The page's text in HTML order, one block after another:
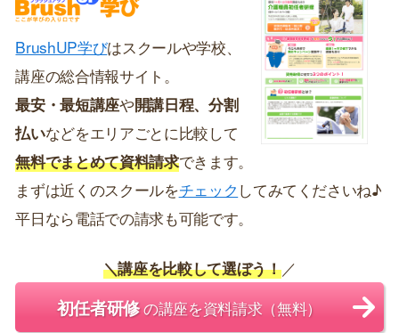
BrushUP学びはスクールや学校、
講座の総合情報サイト。
最安・最短講座や開講日程、分割
払いなどをエリアごとに比較して
無料でまとめて資料請求できます。
まずは近くのスクールをチェック してみてくださいね♪
平日なら電話での請求も可能です。
＼講座を比較して選ぼう！／
初任者研修の講座を資料請求（無料）